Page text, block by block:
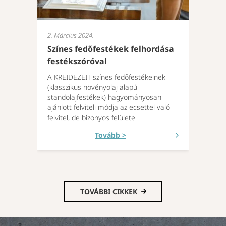
2. Március 2024.
Színes fedőfestékek felhordása
festékszóróval
A KREIDEZEIT színes fedőfestékeinek
(klasszikus növényolaj alapú
standolajfestékek) hagyományosan
ajánlott felviteli módja az ecsettel való
felvitel, de bizonyos felülete
Tovább >
TOVÁBBI CIKKEK